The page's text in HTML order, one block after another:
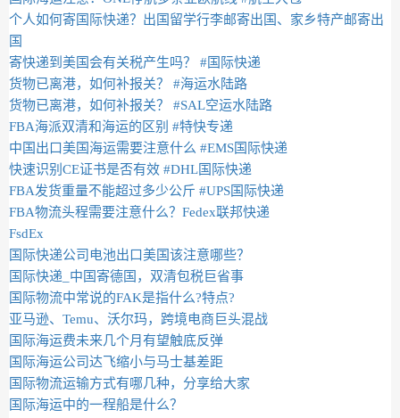
个人如何寄国际快递？出国留学行李邮寄出国、家乡特产邮寄出
国
寄快递到美国会有关税产生吗？ #国际快递
货物已离港，如何补报关？ #海运水陆路
货物已离港，如何补报关？ #SAL空运水陆路
FBA海派双清和海运的区别 #特快专递
中国出口美国海运需要注意什么 #EMS国际快递
快速识别CE证书是否有效 #DHL国际快递
FBA发货重量不能超过多少公斤 #UPS国际快递
FBA物流头程需要注意什么？Fedex联邦快递
FsdEx
国际快递公司电池出口美国该注意哪些？
国际快递_中国寄德国，双清包税巨省事
国际物流中常说的FAK是指什么?特点?
亚马逊、Temu、沃尔玛，跨境电商巨头混战
国际海运费未来几个月有望触底反弹
国际海运公司达飞缩小与马士基差距
国际物流运输方式有哪几种，分享给大家
国际海运中的一程船是什么？